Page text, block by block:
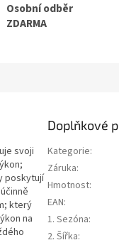
Osobní odběr
ZDARMA
svoji
poskytují
který
na
Doplňkové
Kategorie:
Záruka:
Hmotnost:
EAN:
1. Sezóna:
2. Šířka: